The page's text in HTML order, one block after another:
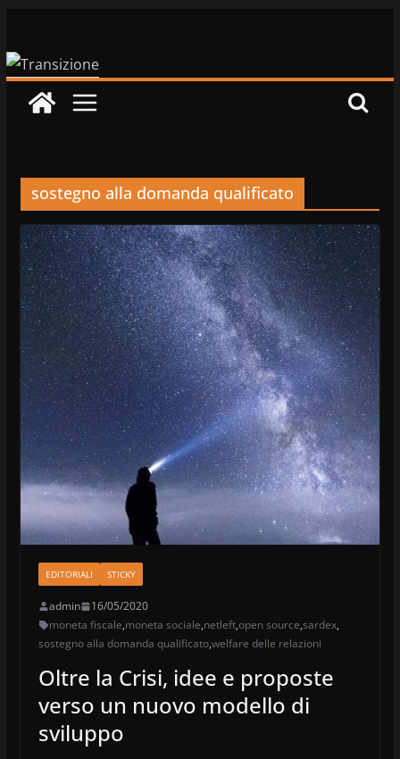
contenuto
sostegno alla domanda qualificato
EDITORIALI STICKY
admin
16/05/2020
moneta fiscale,moneta sociale,netleft,open source,sardex,
sostegno alla domanda qualificato,welfare delle relazioni
Oltre la Crisi, idee e proposte
verso un nuovo modello di
sviluppo